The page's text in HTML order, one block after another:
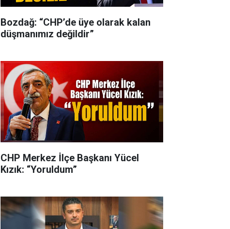
Bozdağ: “CHP’de üye olarak kalan
düşmanımız değildir”
CHP Merkez İlçe Başkanı Yücel
Kızık: “Yoruldum”